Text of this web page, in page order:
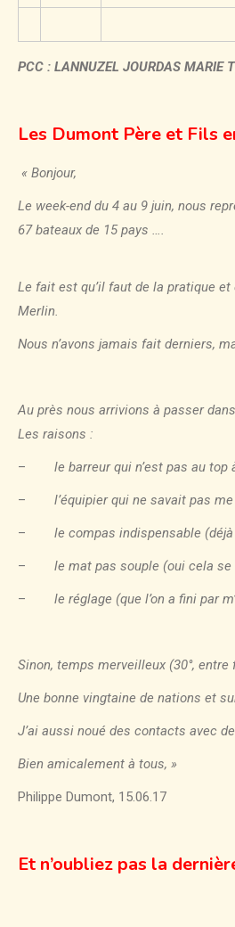
PCC : LANNUZEL JOURDAS MARIE
Les Dumont Père et Fils
« Bonjour,
Le week-end du 4 au 9 juin, nous
67 bateaux de 15 pays ….
Le fait est qu’il faut de la pratique et
Merlin.
Nous n’avons jamais fait derniers,
Au près nous arrivions à passer
Les raisons :
– le barreur qui n’est pas au top
– l’équipier qui ne savait pas
– le compas indispensable
– le mat pas souple (oui cela
– le réglage (que l’on a fini par
Sinon, temps merveilleux (30°,
Une bonne vingtaine de nations et
J’ai aussi noué des contacts avec
Bien amicalement à tous, »
Philippe Dumont, 15.06.17
Et n’oubliez pas la